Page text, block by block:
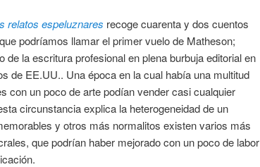
relatos espeluznares recoge cuarenta y dos cuentos
podríamos llamar el primer vuelo de Matheson;
de la escritura profesional en plena burbuja editorial en
de EE.UU.. Una época en la cual había una multitud
con un poco de arte podían vender casi cualquier
circunstancia explica la heterogeneidad de un
y otros más normalitos existen varios más
que podrían haber mejorado con un poco de labor